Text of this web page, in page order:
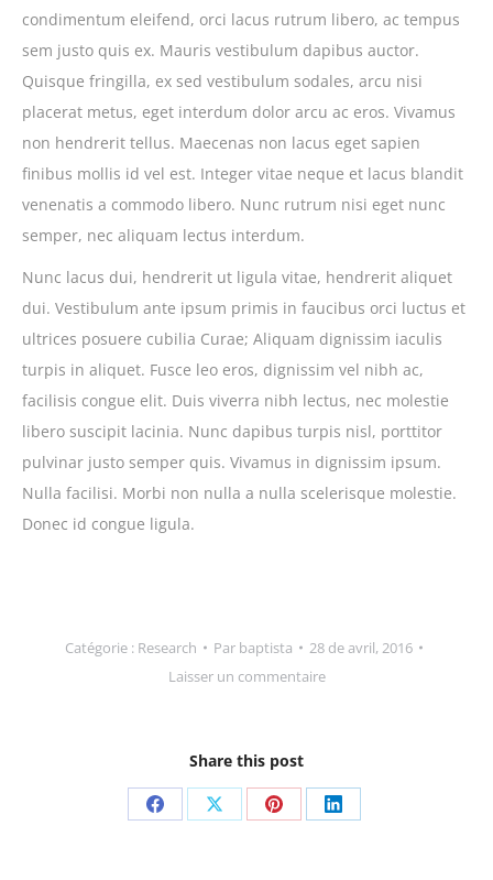
condimentum eleifend, orci lacus rutrum libero, ac tempus
sem justo quis ex. Mauris vestibulum dapibus auctor.
Quisque fringilla, ex sed vestibulum sodales, arcu nisi
placerat metus, eget interdum dolor arcu ac eros. Vivamus
non hendrerit tellus. Maecenas non lacus eget sapien
finibus mollis id vel est. Integer vitae neque et lacus blandit
venenatis a commodo libero. Nunc rutrum nisi eget nunc
semper, nec aliquam lectus interdum.
Nunc lacus dui, hendrerit ut ligula vitae, hendrerit aliquet
dui. Vestibulum ante ipsum primis in faucibus orci luctus et
ultrices posuere cubilia Curae; Aliquam dignissim iaculis
turpis in aliquet. Fusce leo eros, dignissim vel nibh ac,
facilisis congue elit. Duis viverra nibh lectus, nec molestie
libero suscipit lacinia. Nunc dapibus turpis nisl, porttitor
pulvinar justo semper quis. Vivamus in dignissim ipsum.
Nulla facilisi. Morbi non nulla a nulla scelerisque molestie.
Donec id congue ligula.
Catégorie : Research Par baptista
28 de avril, 2016
Laisser un commentaire
Share this post
PartagerPartagerPartagerPartager